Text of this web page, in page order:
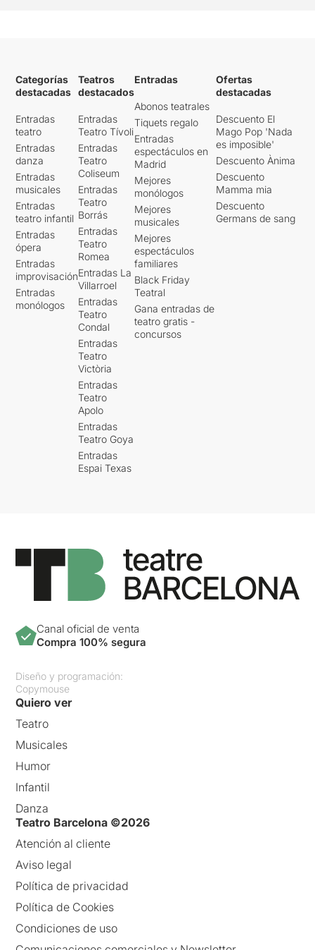
Categorías
destacadas
Entradas
teatro
Entradas
danza
Entradas
musicales
Entradas
teatro infantil
Entradas
ópera
Entradas
improvisación
Entradas
monólogos
Teatros
destacados
Entradas
Teatro Tívoli
Entradas
Teatro
Coliseum
Entradas
Teatro
Borrás
Entradas
Teatro
Romea
Entradas La
Villarroel
Entradas
Teatro
Condal
Entradas
Teatro
Victòria
Entradas
Teatro
Apolo
Entradas
Teatro Goya
Entradas
Espai Texas
Entradas
Abonos teatrales
Tiquets regalo
Entradas
espectáculos en
Madrid
Mejores
monólogos
Mejores
musicales
Mejores
espectáculos
familiares
Black Friday
Teatral
Gana entradas de
teatro gratis -
concursos
Ofertas
destacadas
Descuento El
Mago Pop 'Nada
es imposible'
Descuento Ànima
Descuento
Mamma mia
Descuento
Germans de sang
Canal oficial de venta
Compra 100% segura
Diseño y programación:
Copymouse
Quiero ver
Teatro
Musicales
Humor
Infantil
Danza
Teatro Barcelona ©2026
Atención al cliente
Aviso legal
Política de privacidad
Política de Cookies
Condiciones de uso